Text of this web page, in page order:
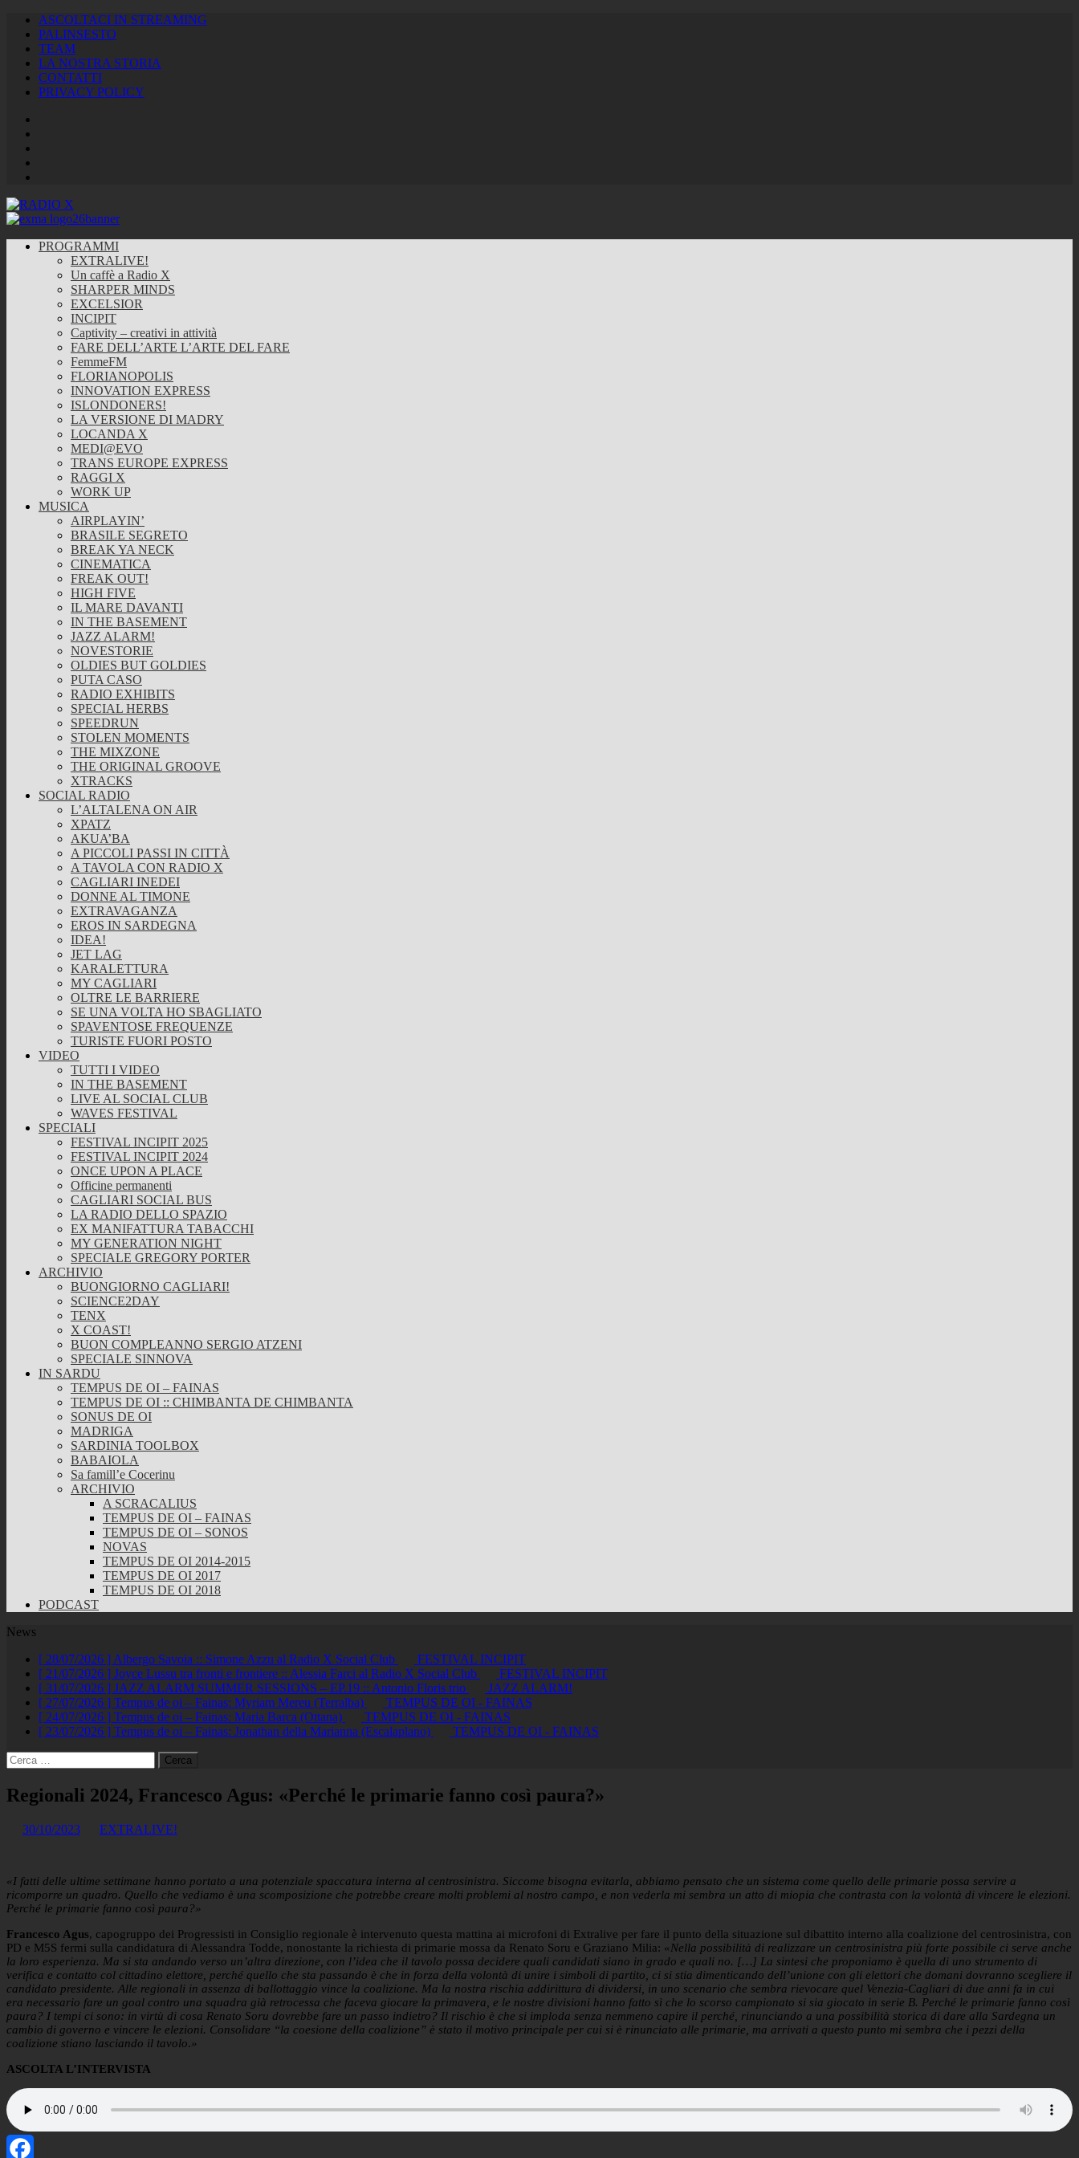
ASCOLTACI IN STREAMING
PALINSESTO
TEAM
LA NOSTRA STORIA
CONTATTI
PRIVACY POLICY
PROGRAMMI
EXTRALIVE!
Un caffè a Radio X
SHARPER MINDS
EXCELSIOR
INCIPIT
Captivity – creativi in attività
FARE DELL’ARTE L’ARTE DEL FARE
FemmeFM
FLORIANOPOLIS
INNOVATION EXPRESS
ISLONDONERS!
LA VERSIONE DI MADRY
LOCANDA X
MEDI@EVO
TRANS EUROPE EXPRESS
RAGGI X
WORK UP
MUSICA
AIRPLAYIN’
BRASILE SEGRETO
BREAK YA NECK
CINEMATICA
FREAK OUT!
HIGH FIVE
IL MARE DAVANTI
IN THE BASEMENT
JAZZ ALARM!
NOVESTORIE
OLDIES BUT GOLDIES
PUTA CASO
RADIO EXHIBITS
SPECIAL HERBS
SPEEDRUN
STOLEN MOMENTS
THE MIXZONE
THE ORIGINAL GROOVE
XTRACKS
SOCIAL RADIO
L’ALTALENA ON AIR
XPATZ
AKUA’BA
A PICCOLI PASSI IN CITTÀ
A TAVOLA CON RADIO X
CAGLIARI INEDEI
DONNE AL TIMONE
EXTRAVAGANZA
EROS IN SARDEGNA
IDEA!
JET LAG
KARALETTURA
MY CAGLIARI
OLTRE LE BARRIERE
SE UNA VOLTA HO SBAGLIATO
SPAVENTOSE FREQUENZE
TURISTE FUORI POSTO
VIDEO
TUTTI I VIDEO
IN THE BASEMENT
LIVE AL SOCIAL CLUB
WAVES FESTIVAL
SPECIALI
FESTIVAL INCIPIT 2025
FESTIVAL INCIPIT 2024
ONCE UPON A PLACE
Officine permanenti
CAGLIARI SOCIAL BUS
LA RADIO DELLO SPAZIO
EX MANIFATTURA TABACCHI
MY GENERATION NIGHT
SPECIALE GREGORY PORTER
ARCHIVIO
BUONGIORNO CAGLIARI!
SCIENCE2DAY
TENX
X COAST!
BUON COMPLEANNO SERGIO ATZENI
SPECIALE SINNOVA
IN SARDU
TEMPUS DE OI – FAINAS
TEMPUS DE OI :: CHIMBANTA DE CHIMBANTA
SONUS DE OI
MADRIGA
SARDINIA TOOLBOX
BABAIOLA
Sa famill’e Cocerinu
ARCHIVIO
A SCRACALIUS
TEMPUS DE OI – FAINAS
TEMPUS DE OI – SONOS
NOVAS
TEMPUS DE OI 2014-2015
TEMPUS DE OI 2017
TEMPUS DE OI 2018
PODCAST
News
[ 28/07/2026 ] Albergo Savoia :: Simone Azzu al Radio X Social Club
FESTIVAL INCIPIT
[ 21/07/2026 ] Joyce Lussu tra fronti e frontiere :: Alessia Farci al Radio X Social Club
FESTIVAL INCIPIT
[ 31/07/2026 ] JAZZ ALARM SUMMER SESSIONS – EP.19 :: Antonio Floris trio
JAZZ ALARM!
[ 27/07/2026 ] Tempus de oi – Fainas: Myriam Mereu (Terralba)
TEMPUS DE OI - FAINAS
[ 24/07/2026 ] Tempus de oi – Fainas: Maria Barca (Ottana)
TEMPUS DE OI - FAINAS
[ 23/07/2026 ] Tempus de oi – Fainas: Jonathan della Marianna (Escalaplano)
TEMPUS DE OI - FAINAS
Ricerca
per:
Regionali 2024, Francesco Agus: «Perché le primarie fanno così paura?»
30/10/2023 EXTRALIVE!
«I fatti delle ultime settimane hanno portato a una potenziale spaccatura interna al centrosinistra. Siccome bisogna evitarla, abbiamo pensato che un sistema come quello delle primarie possa servire a
ricomporre un quadro. Quello che vediamo è una scomposizione che potrebbe creare molti problemi al nostro campo, e non vederla mi sembra un atto di miopia che contrasta con la volontà di vincere le elezioni.
Perché le primarie fanno così paura?»
Francesco Agus, capogruppo dei Progressisti in Consiglio regionale è intervenuto questa mattina ai microfoni di Extralive per fare il punto della situazione sul dibattito interno alla coalizione del centrosinistra, con
PD e M5S fermi sulla candidatura di Alessandra Todde, nonostante la richiesta di primarie mossa da Renato Soru e Graziano Milia: «Nella possibilità di realizzare un centrosinistra più forte possibile ci serve anche
la loro esperienza. Ma si sta andando verso un’altra direzione, con l’idea che il tavolo possa decidere quali candidati siano in grado e quali no. […] La sintesi che proponiamo è quella di uno strumento di
verifica e contatto col cittadino elettore, perché quello che sta passando è che in forza della volontà di unire i simboli di partito, ci si stia dimenticando dell’unione con gli elettori che domani dovranno scegliere il
candidato presidente. Alle regionali in assenza di ballottaggio vince la coalizione. Ma la nostra rischia addirittura di dividersi, in uno scenario che sembra rievocare quel Venezia-Cagliari di due anni fa in cui
era necessario fare un goal contro una squadra già retrocessa che faceva giocare la primavera, e le nostre divisioni hanno fatto sì che lo scorso campionato si sia giocato in serie B. Perché le primarie fanno così
paura? I tempi ci sono: in virtù di cosa Renato Soru dovrebbe fare un passo indietro? Il rischio è che si imploda senza nemmeno capire il perché, rinunciando a una possibilità storica di dare alla Sardegna un
cambio di governo e vincere le elezioni. Consolidare “la coesione della coalizione” è stato il motivo principale per cui si è rinunciato alle primarie, ma arrivati a questo punto mi sembra che i pezzi della
coalizione stiano lasciando il tavolo.»
ASCOLTA L’INTERVISTA